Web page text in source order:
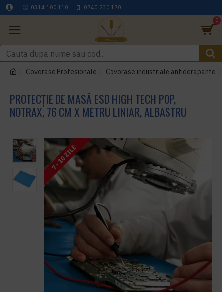
0314 100 110 0740 230 170
0
Covorase Profesionale Covorase industriale antiderapante
PROTECȚIE DE MASĂ ESD HIGH TECH POP,
NOTRAX, 76 CM X METRU LINIAR, ALBASTRU
7 - 10 ZILE